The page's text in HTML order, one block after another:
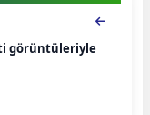
görüntüleriyle